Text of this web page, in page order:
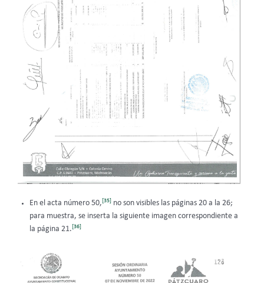
En el acta número 50,[35] no son visibles las páginas 20 a la 26;
para muestra, se inserta la siguiente imagen correspondiente a
la página 21.[36]